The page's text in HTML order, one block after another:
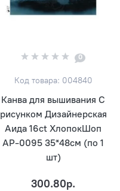
0
Код товара: 004840
Канва для вышивания С
рисунком Дизайнерская
Аида 16ct ХлопокШоп
АР-0095 35*48см (по 1
шт)
300.80р.